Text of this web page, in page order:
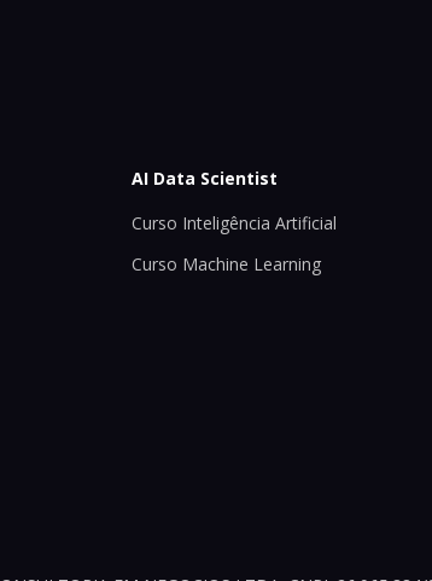
AI Data Scientist
Curso Inteligência Artificial
Curso Machine Learning